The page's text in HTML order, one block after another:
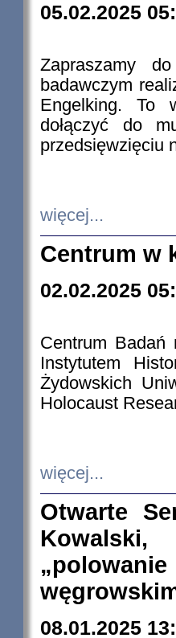
05.02.2025
Zapraszamy
badawczym
Engelking. To
dołączyć do
przedsięwzięciu
więcej...
Centrum w
02.02.2025
Centrum Badań
Instytutem
Żydowskich
Holocaust
więcej...
Otwarte
08.01.2025